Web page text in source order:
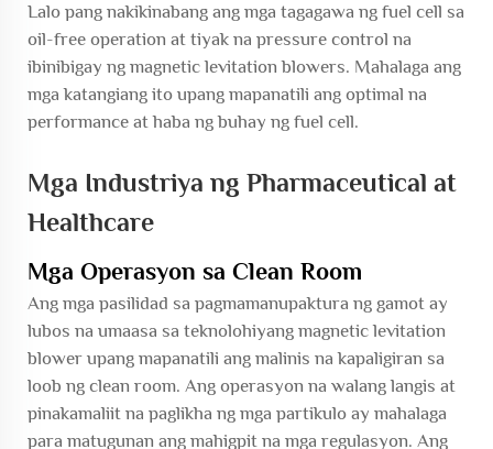
Lalo pang nakikinabang ang mga tagagawa ng fuel cell sa
oil-free operation at tiyak na pressure control na
ibinibigay ng magnetic levitation blowers. Mahalaga ang
mga katangiang ito upang mapanatili ang optimal na
performance at haba ng buhay ng fuel cell.
Mga Industriya ng Pharmaceutical at
Healthcare
Mga Operasyon sa Clean Room
Ang mga pasilidad sa pagmamanupaktura ng gamot ay
lubos na umaasa sa teknolohiyang magnetic levitation
blower upang mapanatili ang malinis na kapaligiran sa
loob ng clean room. Ang operasyon na walang langis at
pinakamaliit na paglikha ng mga partikulo ay mahalaga
para matugunan ang mahigpit na mga regulasyon. Ang